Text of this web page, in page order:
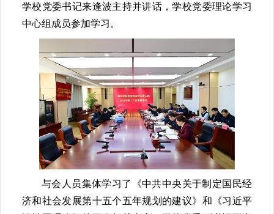
学校党委书记来逢波主持并讲话，学校党委理论学习
中心组成员参加学习。
与会人员集体学习了《中共中央关于制定国民经
济和社会发展第十五个五年规划的建议》和《习近平